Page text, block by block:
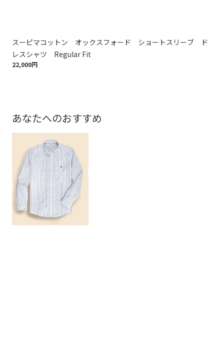
スーピマコットン オックスフォード ショートスリーブ ド
レスシャツ Regular Fit
22,000円
あなたへのおすすめ